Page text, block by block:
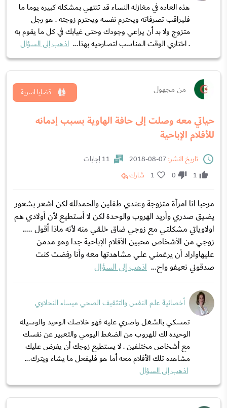
هذه العاده في مغازله النساء قد تنتهي بمشكله كبيره يوما ما
فليراقب تصرفاته ويحترم نفسه ويحترم زوجته . هو رجل
متزوج ولا بد أن يراعي وجودك وحتى غيابك في كل ما يقوم به
. اختاري الوقت المناسب لتصارحيه بهذا... اذهب إلى السؤال
من مجهول
حياتي معه وصلت إلى حافة الهاوية بسبب إدمانه
للأفلام الإباحية
قضايا اسرية
تاريخ النشر:
11 إجابات
1
0
1 شارك
مرحبا انا امرآة متزوجة وعندي طفلين والحمدلله لكن اشعر بشعور
يضيق صدري وأريد الهروب والوحدة لكن لا أستطيع لأن أولادي هم
اولاوياتي مشكلتي مع زوجي ضاق خلقي منه لأنه ماذا أقول .....
زوجي من الأشخاص محبين الأفلام الإباحية جدا وهو مدمن
عليهاواراد أن يرغمني علي مشاهدتها معه وأنا رفضت كنت
صدقوني نعيفو واح... اذهب إلى السؤال
أخصائية علم النفس والتثقيف الصحي ميساء النحلاوي
تمسكي بالشغل واصري عليه فهو خلاصك الوحيد والوسيله
الوحيده لك للهروب من الضغط اليومي والتعبير عن نفسك
مع أشخاص مختلفين . لا يستطيع زوجك أن يفرض عليك
مشاهده تلك الأفلام معه أما هو فليفعل ما يشاء ويترك...
اذهب إلى السؤال